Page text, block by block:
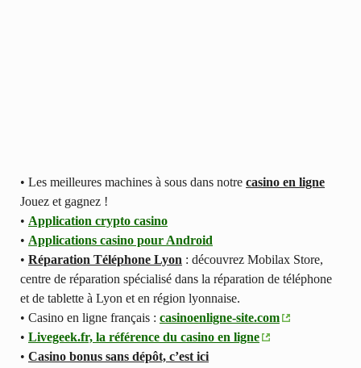
• Les meilleures machines à sous dans notre casino en ligne
Jouez et gagnez !
• Application crypto casino
• Applications casino pour Android
• Réparation Téléphone Lyon : découvrez Mobilax Store,
centre de réparation spécialisé dans la réparation de téléphone
et de tablette à Lyon et en région lyonnaise.
• Casino en ligne français : casinoenligne-site.com
• Livegeek.fr, la référence du casino en ligne
• Casino bonus sans dépôt, c’est ici